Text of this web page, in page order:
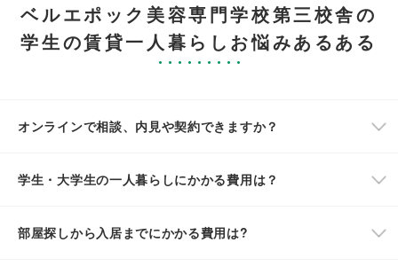
ベルエポック美容専門学校第三校舎の
学生の賃貸一人暮らしお悩みあるある
オンラインで相談、内見や契約できますか？
学生・大学生の一人暮らしにかかる費用は？
部屋探しから入居までにかかる費用は?